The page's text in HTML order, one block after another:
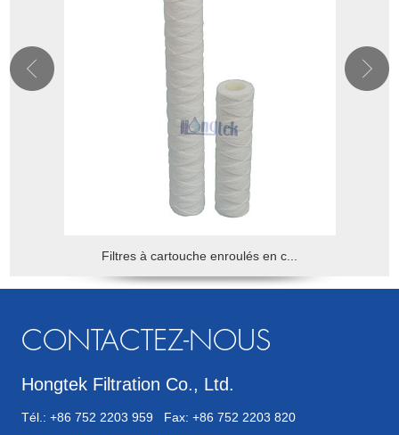
Filtres à cartouche enroulés en c...
CONTACTEZ-NOUS
Hongtek Filtration Co., Ltd.
Tél.: +86 752 2203 959 Fax: +86 752 2203 820